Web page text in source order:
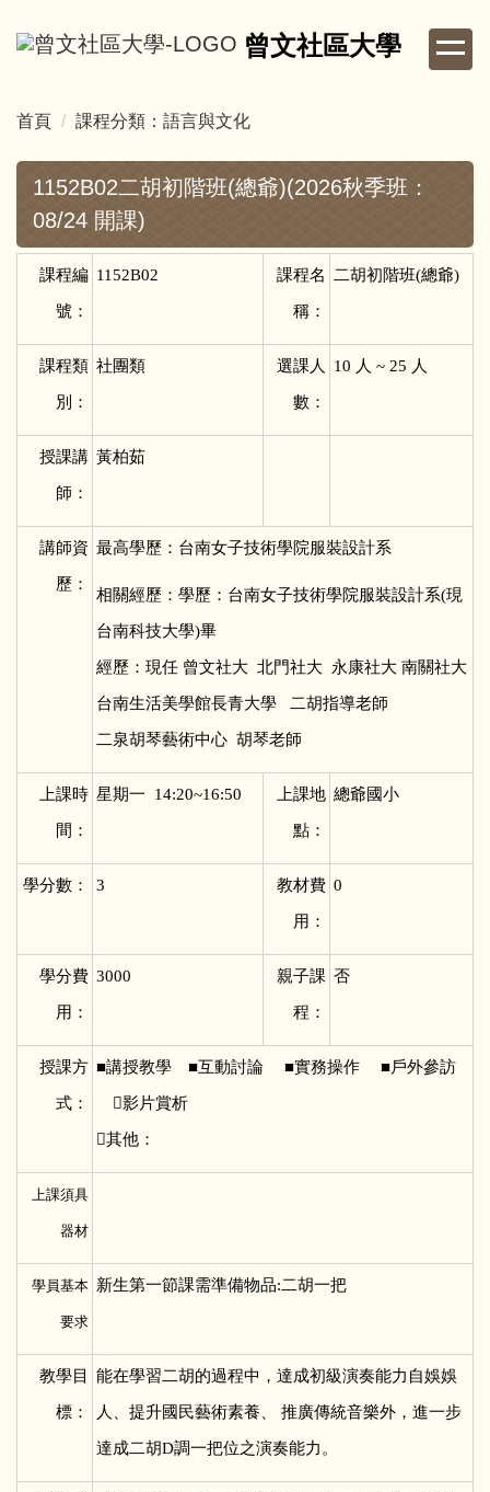
到
內
曾文社區大學
首頁 課程分類：語言與文化
1152B02二胡初階班(總爺)(2026秋季班：
08/24 開課)
課程編
號：
1152B02 課程名
稱：
二胡初階班(總爺)
課程類
別：
社團類 選課人
數：
10 人 ~ 25 人
授課講
師：
黃柏茹
講師資
歷：
最高學歷：台南女子技術學院服裝設計系
相關經歷：學歷：台南女子技術學院服裝設計系(現
台南科技大學)畢
經歷：現任 曾文社大 北門社大 永康社大 南關社大
台南生活美學館長青大學 二胡指導老師
二泉胡琴藝術中心 胡琴老師
上課時
間：
星期一 14:20~16:50 上課地
點：
總爺國小
學分數： 3 教材費
用：
0
學分費
用：
3000 親子課
程：
否
授課方
式：
■講授教學 ■互動討論 ■實務操作 ■戶外參訪
影片賞析
其他：
上課須具
器材
學員基本
要求
新生第一節課需準備物品:二胡一把
教學目
標：
能在學習二胡的過程中，達成初級演奏能力自娛娛
人、提升國民藝術素養、 推廣傳統音樂外，進一步
達成二胡D調一把位之演奏能力。